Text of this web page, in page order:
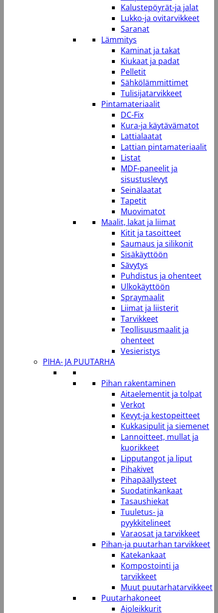
Kalustepöyrät-ja jalat
Lukko-ja ovitarvikkeet
Saranat
Lämmitys
Kaminat ja takat
Kiukaat ja padat
Pelletit
Sähkölämmittimet
Tulisijatarvikkeet
Pintamateriaalit
DC-Fix
Kura-ja käytävämatot
Lattialaatat
Lattian pintamateriaalit
Listat
MDF-paneelit ja
sisustuslevyt
Seinälaatat
Tapetit
Muovimatot
Maalit, lakat ja liimat
Kitit ja tasoitteet
Saumaus ja silikonit
Sisäkäyttöön
Sävytys
Puhdistus ja ohenteet
Ulkokäyttöön
Spraymaalit
Liimat ja liisterit
Tarvikkeet
Teollisuusmaalit ja
ohenteet
Vesieristys
PIHA- JA PUUTARHA
Pihan rakentaminen
Aitaelementit ja tolpat
Verkot
Kevyt-ja kestopeitteet
Kukkasipulit ja siemenet
Lannoitteet, mullat ja
kuorikkeet
Lipputangot ja liput
Pihakivet
Pihapäällysteet
Suodatinkankaat
Tasaushiekat
Tuuletus- ja
pyykkitelineet
Varaosat ja tarvikkeet
Pihan-ja puutarhan tarvikkeet
Katekankaat
Kompostointi ja
tarvikkeet
Muut puutarhatarvikkeet
Puutarhakoneet
Ajoleikkurit